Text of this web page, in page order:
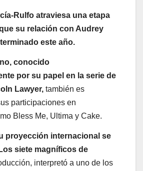
Rulfo atraviesa una etapa
su relación con Audrey
este año.
conocido
por su papel en la serie de
Lawyer, también es
participaciones en
Bless Me, Ultima y Cake.
proyección internacional se
siete magníficos de
interpretó a uno de los